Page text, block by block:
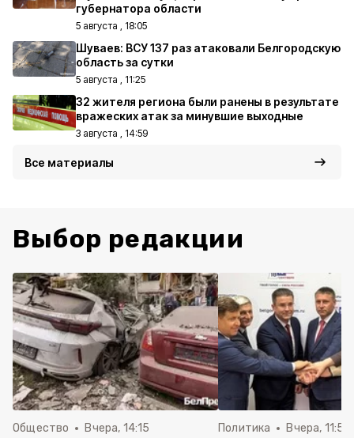
губернатора области
5 августа , 18:05
Шуваев: ВСУ 137 раз атаковали Белгородскую
область за сутки
5 августа , 11:25
32 жителя региона были ранены в результате
вражеских атак за минувшие выходные
3 августа , 14:59
Все материалы
Выбор редакции
Общество Вчера, 14:15 Политика Вчера, 11:54